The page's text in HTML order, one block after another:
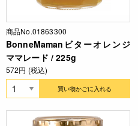
商品No.01863300
BonneMamanビターオレンジ
ママレード / 225g
572円 (税込)
買い物かごに入れる